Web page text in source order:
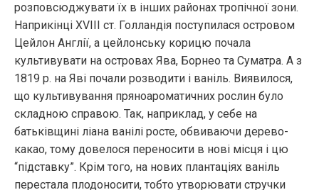
розповсюджувати їх в інших районах тропічної зони.
Наприкінці XVIII ст. Голландія поступилася островом
Цейлон Англії, а цейлонську корицю почала
культивувати на островах Ява, Борнео та Суматра. А з
1819 р. на Яві почали розводити і ваніль. Виявилося,
що культивування пряноароматичних рослин було
складною справою. Так, наприклад, у себе на
батьківщині ліана ванілі росте, обвиваючи дерево-
какао, тому довелося переносити в нові місця і цю
“підставку”. Крім того, на нових плантаціях ваніль
перестала плодоносити, тобто утворювати стручки